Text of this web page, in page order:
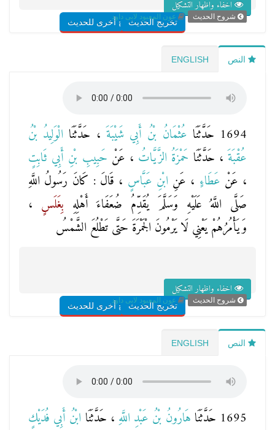
اخفاء واظهار التشكيل
تخريج الحديثشروح أخرى للحديث
شروح الحديث عون المعبود لابى داود
النص ENGLISH
1694 حَدَّثَنَا عُثْمَانُ بْنُ أَبِي شَيْبَةَ ، حَدَّثَنَا الْوَلِيدُ بْنُ
عُقْبَةَ ، حَدَّثَنَا حَمْزَةُ الزَّيَّاتُ ، عَنْ حَبِيبِ بْنِ أَبِي ثَابِتٍ
، عَنْ عَطَاءٍ ، عَنِ ابْنِ عَبَّاسٍ ، قَالَ : كَانَ رَسُولُ اللَّهِ
صَلَّى اللَّهُ عَلَيْهِ وَسَلَّمَ يُقَدِّمُ ضُعَفَاءَ أَهْلِهِ بِغَلَسٍ ،
وَيَأْمُرُهُمْ يَعْنِي لَا يَرْمُونَ الْجَمْرَةَ حَتَّى تَطْلُعَ الشَّمْسُ
اخفاء واظهار التشكيل
تخريج الحديثشروح أخرى للحديث
شروح الحديث عون المعبود لابى داود
النص ENGLISH
1695 حَدَّثَنَا هَارُونُ بْنُ عَبْدِ اللَّهِ ، حَدَّثَنَا ابْنُ أَبِي فُدَيْكٍ